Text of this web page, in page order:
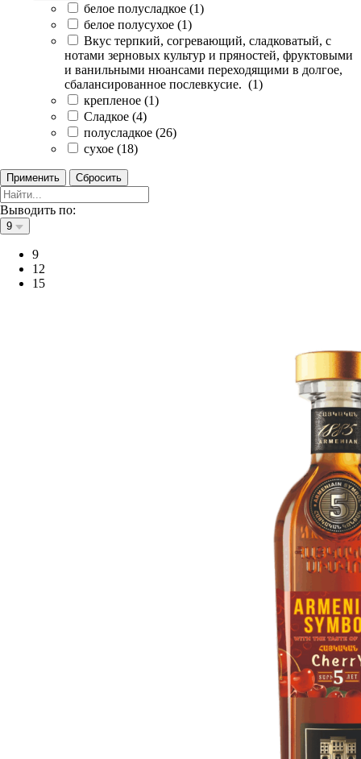
белое полусладкое (1)
белое полусухое (1)
Вкус терпкий, согревающий, сладковатый, с
нотами зерновых культур и пряностей, фруктовыми
и ванильными нюансами переходящими в долгое,
сбалансированное послевкусие. (1)
крепленое (1)
Сладкое (4)
полусладкое (26)
сухое (18)
Применить Сбросить
Выводить по:
9
9
12
15